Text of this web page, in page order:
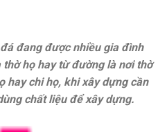
đang được nhiều gia đình
họ hay từ đường là nơi thờ
hay chi họ, khi xây dựng cần
chất liệu để xây dựng.